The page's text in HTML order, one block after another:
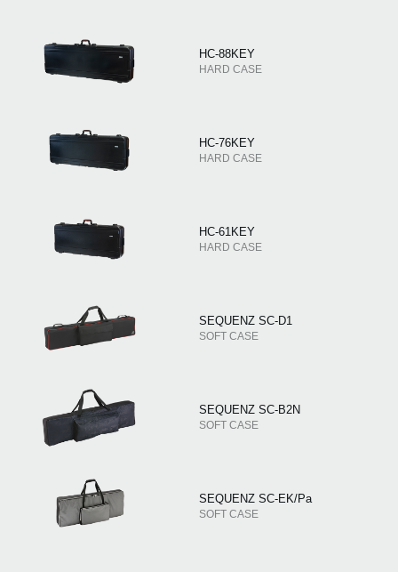
HC-88KEY
HARD CASE
HC-76KEY
HARD CASE
HC-61KEY
HARD CASE
SEQUENZ SC-D1
SOFT CASE
SEQUENZ SC-B2N
SOFT CASE
SEQUENZ SC-EK/Pa
SOFT CASE